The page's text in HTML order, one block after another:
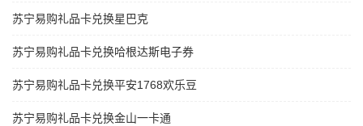
苏宁易购礼品卡兑换星巴克
苏宁易购礼品卡兑换哈根达斯电子券
苏宁易购礼品卡兑换平安1768欢乐豆
苏宁易购礼品卡兑换金山一卡通